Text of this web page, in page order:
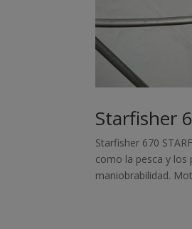
Starfisher
Starfisher 670
como la pesca y los
maniobrabilidad.